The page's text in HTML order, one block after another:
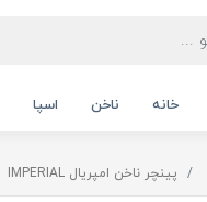
خانه ناخن اسپا
پینچر ناخن امپریال IMPERIAL